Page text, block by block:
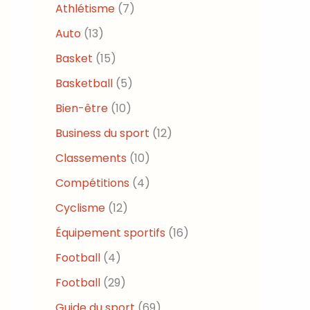
Athlétisme (7)
Auto (13)
Basket (15)
Basketball (5)
Bien-être (10)
Business du sport (12)
Classements (10)
Compétitions (4)
Cyclisme (12)
Équipement sportifs (16)
Football (4)
Football (29)